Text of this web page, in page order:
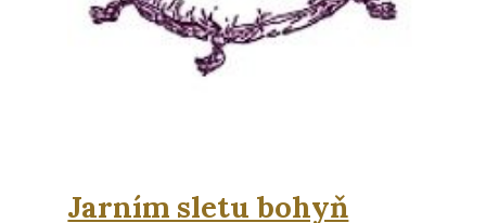
Jarním sletu bohyň